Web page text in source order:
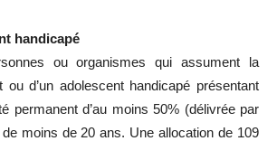
handicapé
ou organismes qui assument la
ou d’un adolescent handicapé présentant
permanent d’au moins 50% (délivrée par
moins de 20 ans. Une allocation de 109